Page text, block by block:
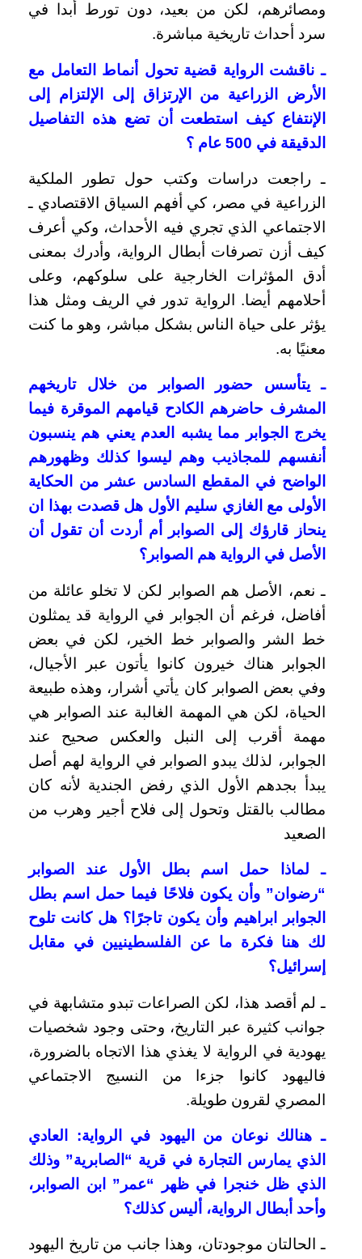
ومصائرهم، لكن من بعيد، دون تورط أبدا في
سرد أحداث تاريخية مباشرة.
ـ ناقشت الرواية قضية تحول أنماط التعامل مع
الأرض الزراعية من الإرتزاق إلى الإلتزام إلى
الإنتفاع كيف استطعت أن تضع هذه التفاصيل
الدقيقة في 500 عام
؟
ـ راجعت دراسات وكتب حول تطور الملكية
الزراعية في مصر، كي أفهم السياق الاقتصادي ـ
الاجتماعي الذي تجري فيه الأحداث، وكي أعرف
كيف أزن تصرفات أبطال الرواية، وأدرك بمعنى
أدق المؤثرات الخارجية على سلوكهم، وعلى
أحلامهم أيضا. الرواية تدور في الريف ومثل هذا
يؤثر على حياة الناس بشكل مباشر، وهو ما كنت
معنيًا به.
ـ يتأسس حضور الصوابر من خلال تاريخهم
المشرف حاضرهم الكادح قيامهم الموقرة فيما
يخرج الجوابر مما يشبه العدم يعني هم ينسبون
أنفسهم للمجاذيب وهم ليسوا كذلك وظهورهم
الواضح في المقطع السادس عشر من الحكاية
الأولى مع الغازي سليم الأول هل قصدت بهذا ان
ينحاز قارؤك إلى الصوابر أم أردت أن تقول أن
الأصل في الرواية هم الصوابر؟
ـ نعم، الأصل هم الصوابر لكن لا تخلو عائلة من
أفاضل، فرغم أن الجوابر في الرواية قد يمثلون
خط الشر والصوابر خط الخير، لكن في بعض
الجوابر هناك خيرون كانوا يأتون عبر الأجيال،
وفي بعض الصوابر كان يأتي أشرار، وهذه طبيعة
الحياة، لكن هي المهمة الغالبة عند الصوابر هي
مهمة أقرب إلى النبل والعكس صحيح عند
الجوابر، لذلك يبدو الصوابر في الرواية لهم أصل
يبدأ بجدهم الأول الذي رفض الجندية لأنه كان
مطالب بالقتل وتحول إلى فلاح أجير وهرب من
الصعيد
ـ لماذا حمل اسم بطل الأول عند الصوابر
“رضوان” وأن يكون فلاحًا فيما حمل اسم بطل
الجوابر ابراهيم وأن يكون تاجرًا؟ هل كانت تلوح
لك هنا فكرة ما عن الفلسطينيين في مقابل
إسرائيل؟
ـ لم أقصد هذا، لكن الصراعات تبدو متشابهة في
جوانب كثيرة عبر التاريخ، وحتى وجود شخصيات
يهودية في الرواية لا يغذي هذا الاتجاه بالضرورة،
فاليهود كانوا جزءا من النسيج الاجتماعي
المصري لقرون طويلة.
ـ هنالك نوعان من اليهود في الرواية: العادي
الذي يمارس التجارة في قرية “الصابرية” وذلك
الذي ظل خنجرا في ظهر “عمر” ابن الصوابر،
وأحد أبطال الرواية، أليس كذلك؟
ـ الحالتان موجودتان، وهذا جانب من تاريخ اليهود